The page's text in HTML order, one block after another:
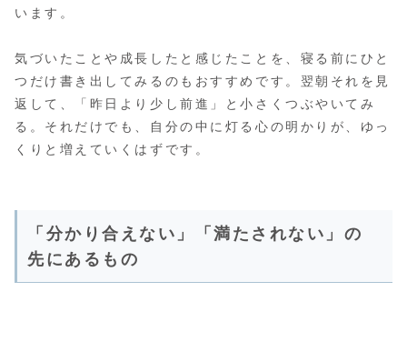
います。
気づいたことや成長したと感じたことを、寝る前にひと
つだけ書き出してみるのもおすすめです。翌朝それを見
返して、「昨日より少し前進」と小さくつぶやいてみ
る。それだけでも、自分の中に灯る心の明かりが、ゆっ
くりと増えていくはずです。
「分かり合えない」「満たされない」の
先にあるもの